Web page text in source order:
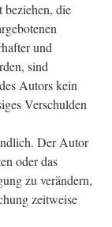
beziehen, die
und
sind
Autors kein
Verschulden
Der Autor
oder das
zu verändern,
zeitweise